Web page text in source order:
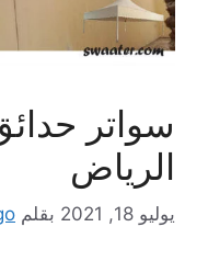
سواتر
الرياض
يوليو 18, 2021 بقلم